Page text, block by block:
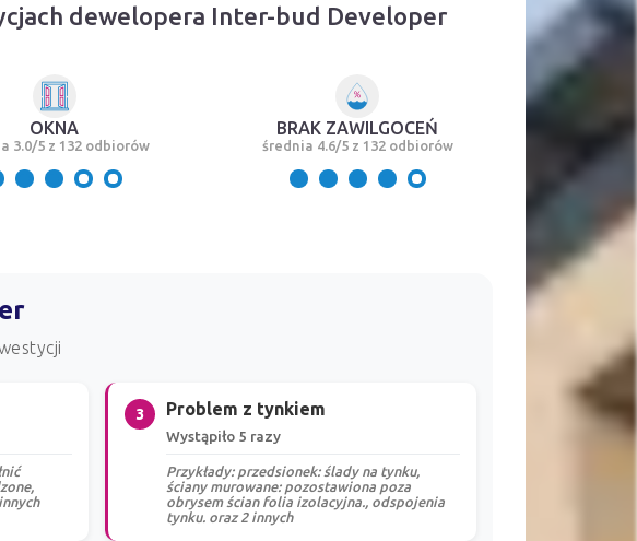
dewelopera Inter-bud Developer
OKNA
3.0/5 z 132 odbiorów
BRAK ZAWILGOCEŃ
średnia 4.6/5 z 132 odbiorów
3 Problem z tynkiem
Wystąpiło 5 razy
Przykłady: przedsionek: ślady na tynku,
ściany murowane: pozostawiona poza
obrysem ścian folia izolacyjna., odspojenia
tynku. oraz 2 innych